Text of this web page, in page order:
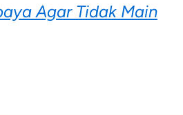
Agar Tidak Main